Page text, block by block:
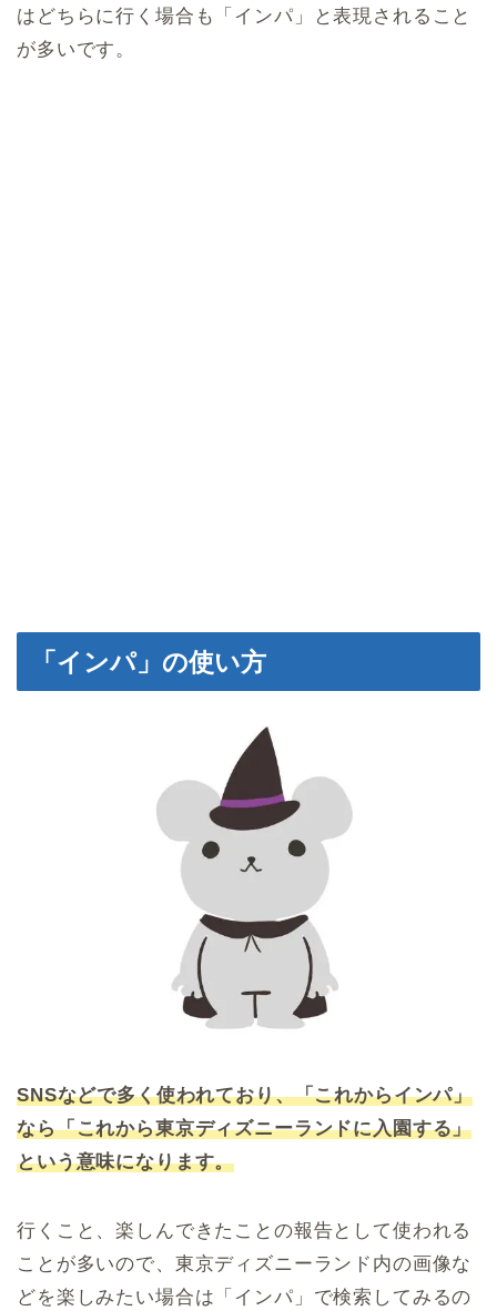
はどちらに行く場合も「インパ」と表現されること
が多いです。
「インパ」の使い方
SNSなどで多く使われており、「これからインパ」
なら「これから東京ディズニーランドに入園する」
という意味になります。
行くこと、楽しんできたことの報告として使われる
ことが多いので、東京ディズニーランド内の画像な
どを楽しみたい場合は「インパ」で検索してみるの